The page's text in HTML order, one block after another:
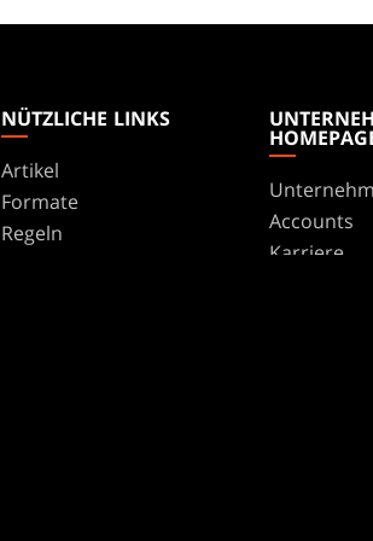
NÜTZLICHE LINKS
Artikel
Formate
Regeln
Accounts
Karriere